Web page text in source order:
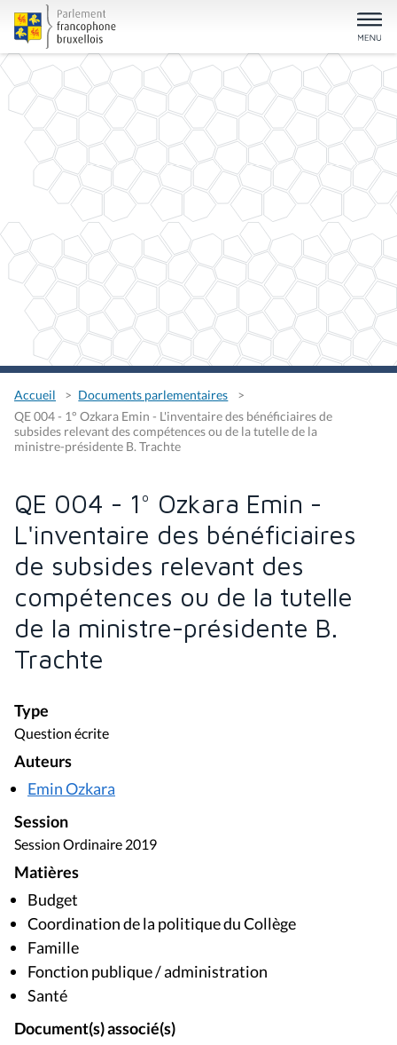
Accueil
Documents parlementaires
QE 004 - 1° Ozkara Emin - L'inventaire des bénéficiaires de
subsides relevant des compétences ou de la tutelle de la
ministre-présidente B. Trachte
QE 004 - 1° Ozkara Emin -
L'inventaire des bénéficiaires
de subsides relevant des
compétences ou de la tutelle
de la ministre-présidente B.
Trachte
Type
Question écrite
Auteurs
Emin Ozkara
Session
Session Ordinaire 2019
Matières
Budget
Coordination de la politique du Collège
Famille
Fonction publique / administration
Santé
Document(s) associé(s)